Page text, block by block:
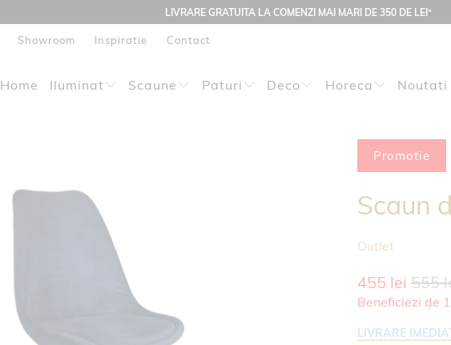
LIVRARE GRATUITA LA COMENZI MAI MARI DE 350 DE LEI*
Showroom Inspiratie Contact
Home Iluminat Scaune Paturi Deco Horeca Noutati
Promotie
Scaun
Outlet
455 lei 555
Beneficiezi de
LIVRARE